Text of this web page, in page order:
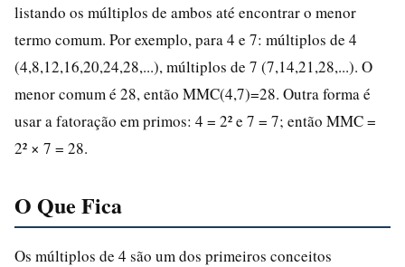
listando os múltiplos de ambos até encontrar o menor
termo comum. Por exemplo, para 4 e 7: múltiplos de 4
(4,8,12,16,20,24,28,...), múltiplos de 7 (7,14,21,28,...). O
menor comum é 28, então MMC(4,7)=28. Outra forma é
usar a fatoração em primos: 4 = 2² e 7 = 7; então MMC =
2² × 7 = 28.
O Que Fica
Os múltiplos de 4 são um dos primeiros conceitos